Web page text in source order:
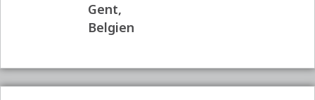
Gent,
Belgien